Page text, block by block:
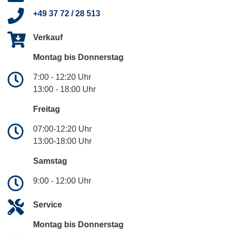
+49 37 72 / 28 513
Verkauf
Montag bis Donnerstag
7:00 - 12:20 Uhr
13:00 - 18:00 Uhr
Freitag
07:00-12:20 Uhr
13:00-18:00 Uhr
Samstag
9:00 - 12:00 Uhr
Service
Montag bis Donnerstag